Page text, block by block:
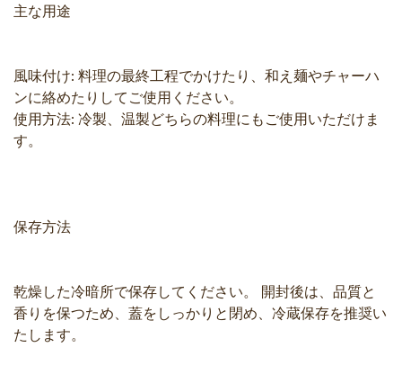
主な用途
風味付け: 料理の最終工程でかけたり、和え麺やチャーハ
ンに絡めたりしてご使用ください。
使用方法: 冷製、温製どちらの料理にもご使用いただけま
す。
保存方法
乾燥した冷暗所で保存してください。 開封後は、品質と
香りを保つため、蓋をしっかりと閉め、冷蔵保存を推奨い
たします。